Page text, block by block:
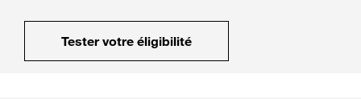
Tester votre éligibilité